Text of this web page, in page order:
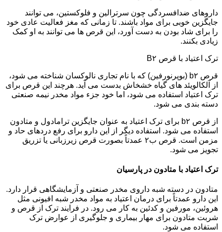
داروهای ضدافسردگی چون سرترالین و فلوکستین، می توانند
جایگزین خوبی برای مواد باشند. تا زمانی که مغز فعالیت عادی خود
را برای شاد بودن به دست آورد، این قرص ها می توانند به او کمک
زیادی بکنند.
ترک اعتیاد با قرص B۲
قرص b۲ (بوپرنورفین) که با نام تجاری نالوکسان شناخته می شود،
از آلکالویئد های گیاه خشخاش بدست می آید. هرچند این قرص برای
ترک اعتیاد استفاده می شود، اما خود جزء مواد مخدر نیمه صنعتی
دسته بندی می شود.
از قرص b۲ برای ترک اعتیاد به عنوان جایگزین ترامادول و متادون
استفاده می شود. استفاده دیگر از این دارو برای رفع دردهای حاد و
مزمن است. قرص ب۲ عمدتاً بصورت قرص زیرزبانی یا تزریق
تجویز می شود.
ترک اعتیاد با متادون در پارسیان
متادون در دسته شبه داروی مخدر صنعتی و آزمایشگاهی قرار دارد.
این دارو عمدتاً برای درمان اعتیاد به مواد مخدر شبه افیونی مثل
هروئین، مورفین و کدئین به کار می رود. در فرایند ترک از قرص و
شربت متادون برای مهار بیماری و جلوگیری از عوارض ترک
استفاده می شود.